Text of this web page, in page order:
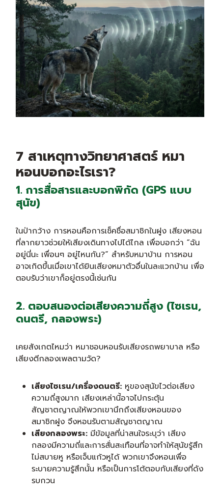
7 สาเหตุทางวิทยาศาสตร์ หมา
หอนบอกอะไรเรา?
1. การสื่อสารและบอกพิกัด (GPS แบบ
สุนัข)
ในป่ากว้าง การหอนคือการเช็คชื่อสมาชิกในฝูง เสียงหอน
ที่ลากยาวช่วยให้เสียงเดินทางไปได้ไกล เพื่อบอกว่า “ฉัน
อยู่นี่นะ เพื่อนๆ อยู่ไหนกัน?” สำหรับหมาบ้าน การหอน
อาจเกิดขึ้นเมื่อเขาได้ยินเสียงหมาตัวอื่นในละแวกบ้าน เพื่อ
ตอบรับว่าเขาก็อยู่ตรงนี้เช่นกัน
2. ตอบสนองต่อเสียงความถี่สูง (ไซเรน,
ดนตรี, กลองพระ)
เคยสังเกตไหมว่า หมาชอบหอนรับเสียงรถพยาบาล หรือ
เสียงตีกลองเพลตามวัด?
เสียงไซเรน/เครื่องดนตรี: หูของสุนัขไวต่อเสียง
ความถี่สูงมาก เสียงเหล่านี้อาจไปกระตุ้น
สัญชาตญาณให้พวกเขานึกถึงเสียงหอนของ
สมาชิกฝูง จึงหอนรับตามสัญชาตญาณ
เสียงกลองพระ: มีข้อมูลที่น่าสนใจระบุว่า เสียง
กลองมีความถี่และการสั่นสะเทือนที่อาจทำให้สุนัขรู้สึก
ไม่สบายหู หรือเจ็บแก้วหูได้ พวกเขาจึงหอนเพื่อ
ระบายความรู้สึกนั้น หรือเป็นการโต้ตอบกับเสียงที่ดัง
รบกวน